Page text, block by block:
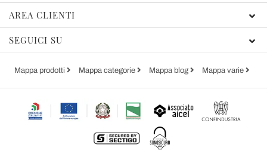
AREA CLIENTI
SEGUICI SU
Mappa prodotti Mappa categorie Mappa blog Mappa varie